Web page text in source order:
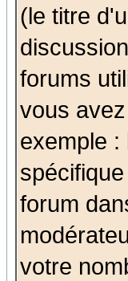
(le titre
forums
vous
exemple :
forum
votre